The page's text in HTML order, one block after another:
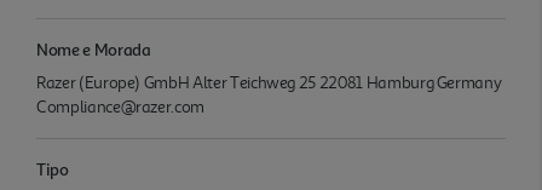
Nome e Morada
Razer (Europe) GmbH Alter Teichweg 25 22081 Hamburg Germany
Compliance@razer.com
Tipo